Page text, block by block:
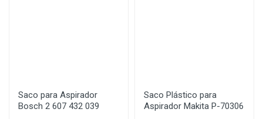
Saco para Aspirador
Bosch 2 607 432 039
Saco Plástico para
Aspirador Makita P-70306